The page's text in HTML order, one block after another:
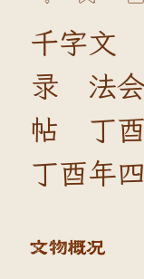
千字文
录 法
帖 丁
丁酉年